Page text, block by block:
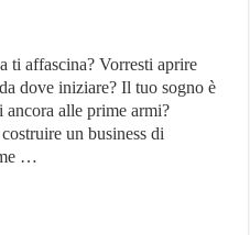
ti affascina? Vorresti aprire
dove iniziare? Il tuo sogno è
ancora alle prime armi?
un business di
…